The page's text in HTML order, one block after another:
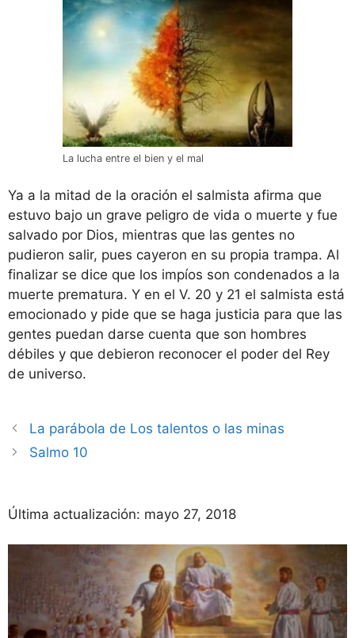
La lucha entre el bien y el mal
Ya a la mitad de la oración el salmista afirma que
estuvo bajo un grave peligro de vida o muerte y fue
salvado por Dios, mientras que las gentes no
pudieron salir, pues cayeron en su propia trampa. Al
finalizar se dice que los impíos son condenados a la
muerte prematura. Y en el V. 20 y 21 el salmista está
emocionado y pide que se haga justicia para que las
gentes puedan darse cuenta que son hombres
débiles y que debieron reconocer el poder del Rey
de universo.
La parábola de Los talentos o las minas
Salmo 10
Última actualización: mayo 27, 2018